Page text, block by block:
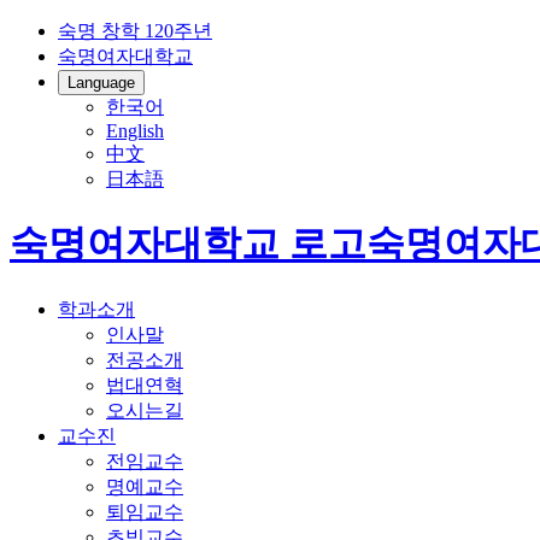
숙명 창학 120주년
숙명여자대학교
Language
한국어
English
中文
日本語
숙명여자대학교 로고숙명여자
학과소개
인사말
전공소개
법대연혁
오시는길
교수진
전임교수
명예교수
퇴임교수